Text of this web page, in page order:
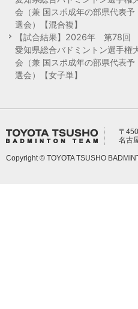
会（兼 国スポ成年の部県代表予
選会）【混合複】
【試合結果】2026年 第78回
愛知県総合バドミントン選手権
会（兼 国スポ成年の部県代表予
選会）【女子単】
〒
名古
Copyright © TOYOTA TSUSHO